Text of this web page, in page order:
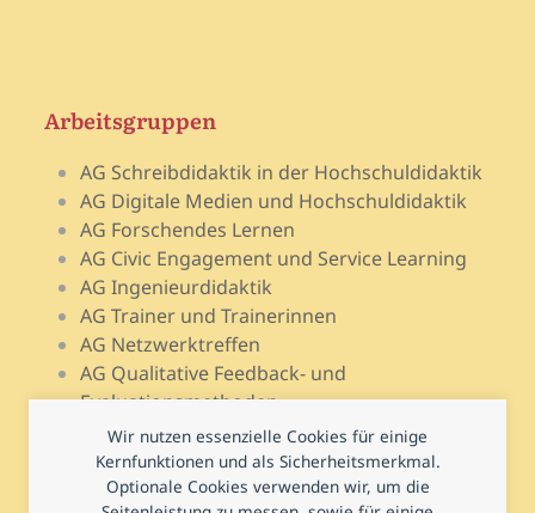
Wir nutzen essenzielle Cookies für einige
Kernfunktionen und als Sicherheitsmerkmal.
Optionale Cookies verwenden wir, um die
Arbeitsgruppen
AG Schreibdidaktik in der Hochschuldidaktik
AG Digitale Medien und Hochschuldidaktik
AG Forschendes Lernen
AG Civic Engagement und Service Learning
AG Ingenieurdidaktik
AG Trainer und Trainerinnen
AG Netzwerktreffen
AG Qualitative Feedback- und
Evaluationsmethoden
AG Open Teach Ware – Lehrportale
AG Psychologie und Lehr-Lern-Forschung
AG Prüfen und Prüfungsdidaktik